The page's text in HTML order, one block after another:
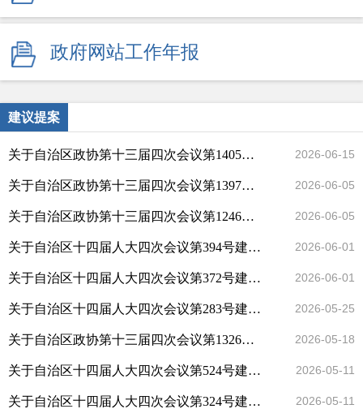
学校安全生产
政府网站工作年报
建议提案
关于自治区政协第十三届四次会议第1405号提案答复的函 2026-06-15
关于自治区政协第十三届四次会议第1397号提案答复的函 2026-06-05
关于自治区政协第十三届四次会议第1246号提案答复的函 2026-06-05
关于自治区十四届人大四次会议第394号建议的答复 2026-06-01
关于自治区十四届人大四次会议第372号建议的答复 2026-06-01
关于自治区十四届人大四次会议第283号建议的答复 2026-05-25
关于自治区政协第十三届四次会议第1326号提案答复的函 2026-05-18
关于自治区十四届人大四次会议第524号建议的答复 2026-05-11
关于自治区十四届人大四次会议第324号建议的答复 2026-05-11